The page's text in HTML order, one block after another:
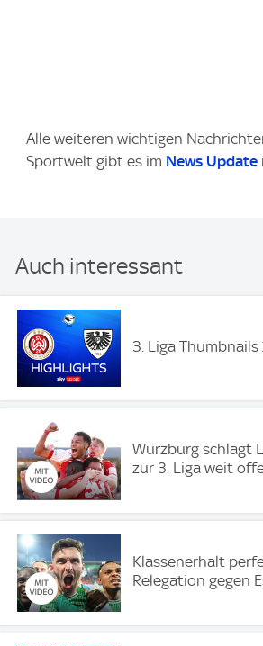
Alle weiteren wichtigen
Sportwelt gibt es im News Update
Auch interessant
3. Liga
Würzburg schlägt
zur 3. Liga weit
Klassenerhalt
Relegation gegen